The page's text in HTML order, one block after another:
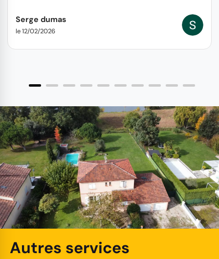
Serge dumas
le 12/02/2026
Autres services